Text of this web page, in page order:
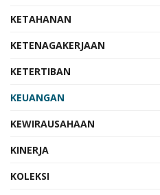
KETAHANAN
KETENAGAKERJAAN
KETERTIBAN
KEUANGAN
KEWIRAUSAHAAN
KINERJA
KOLEKSI